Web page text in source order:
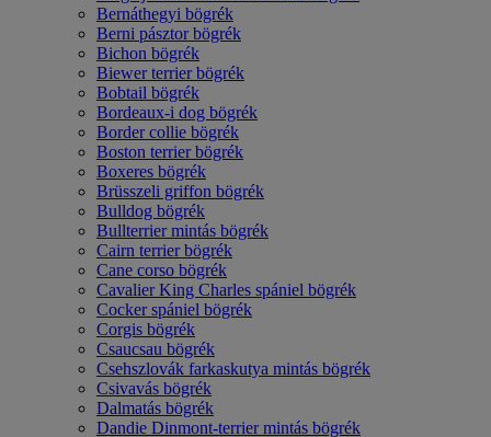
Bernáthegyi bögrék
Berni pásztor bögrék
Bichon bögrék
Biewer terrier bögrék
Bobtail bögrék
Bordeaux-i dog bögrék
Border collie bögrék
Boston terrier bögrék
Boxeres bögrék
Brüsszeli griffon bögrék
Bulldog bögrék
Bullterrier mintás bögrék
Cairn terrier bögrék
Cane corso bögrék
Cavalier King Charles spániel bögrék
Cocker spániel bögrék
Corgis bögrék
Csaucsau bögrék
Csehszlovák farkaskutya mintás bögrék
Csivavás bögrék
Dalmatás bögrék
Dandie Dinmont-terrier mintás bögrék